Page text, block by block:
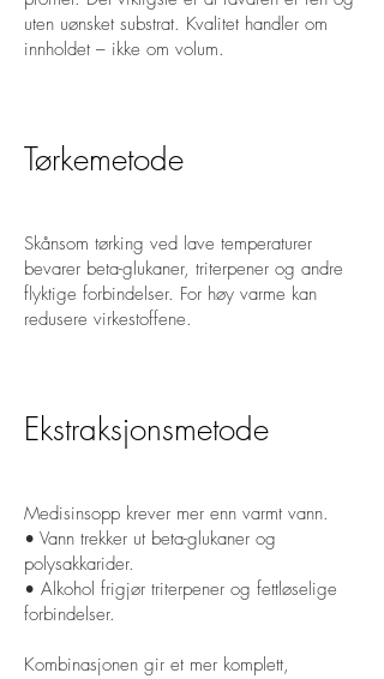
uten uønsket substrat. Kvalitet handler om
innholdet – ikke om volum.
Tørkemetode
Skånsom tørking ved lave temperaturer
bevarer beta-glukaner, triterpener og andre
flyktige forbindelser. For høy varme kan
redusere virkestoffene.
Ekstraksjonsmetode
Medisinsopp krever mer enn varmt vann.
• Vann trekker ut beta-glukaner og
polysakkarider.
• Alkohol frigjør triterpener og fettløselige
forbindelser.
Kombinasjonen gir et mer komplett,